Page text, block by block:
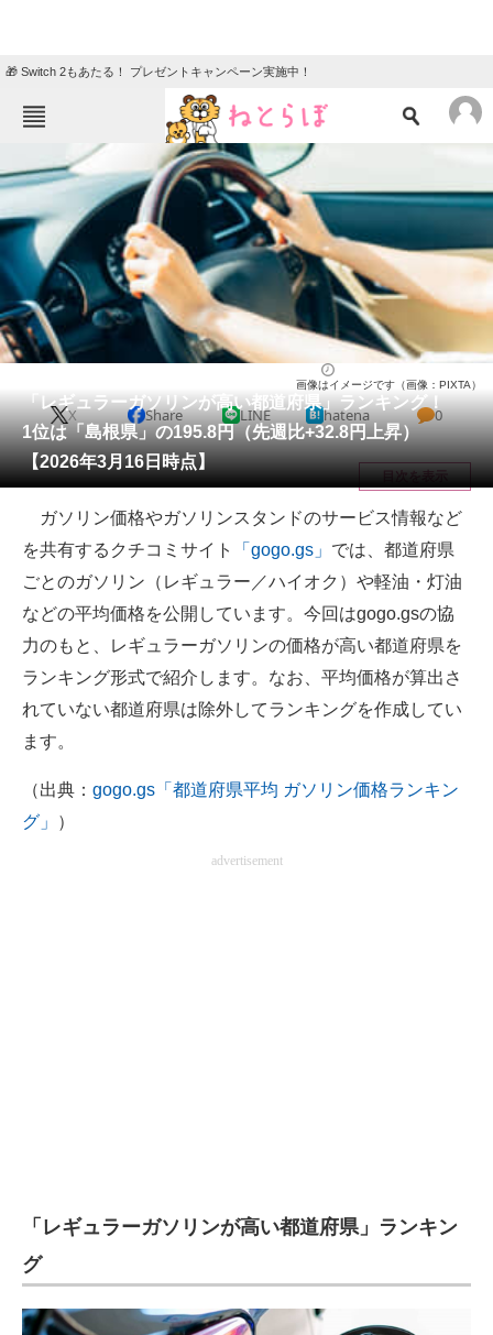
🎁 Switch 2もあたる！ プレゼントキャンペーン実施中！
ねとらぼメニュー
TOP ニュース
エンタメ クイズ
グルメ
住まい 教育・育児
動物 リサーチ
会員記事
メディア
注目記事を集めた総合ページ
ITの今と未来を見通す
スマホと通信の最新トレンド
進化するPCとデバイスの未来
好きが集まる 比べて選べる
企業ITのトレンドを詳説
「レギュラーガソリンが高い都道府県」ランキング！
1位は「島根県」の195.8円（先週比+32.8円上昇）
【2026年3月16日時点】
画像はイメージです（画像：PIXTA）
X Share LINE hatena 0
目次を表示
ガソリン価格やガソリンスタンドのサービス情報など
を共有するクチコミサイト
「gogo.gs」 では、都道府県
ごとのガソリン（レギュラー／ハイオク）や軽油・灯油
などの平均価格を公開しています。今回はgogo.gsの協
力のもと、レギュラーガソリンの価格が高い都道府県を
ランキング形式で紹介します。なお、平均価格が算出さ
れていない都道府県は除外してランキングを作成してい
ます。
（出典： gogo.gs「都道府県平均 ガソリン価格ランキン
グ」
）
advertisement
「レギュラーガソリンが高い都道府県」ランキン
グ